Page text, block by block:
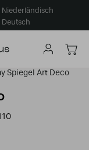
Niederländisch
Deutsch
Spiegel Art Deco